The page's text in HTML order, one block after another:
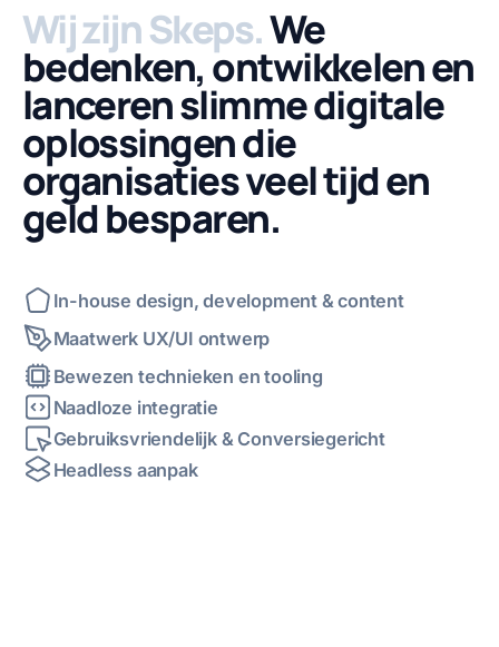
Wij zijn Skeps.We
bedenken, ontwikkelen en
lanceren slimme digitale
oplossingen die
organisaties veel tijd en
geld besparen.
In-house design, development & content
Maatwerk UX/UI ontwerp
Bewezen technieken en tooling
Naadloze integratie
Gebruiksvriendelijk & Conversiegericht
Headless aanpak